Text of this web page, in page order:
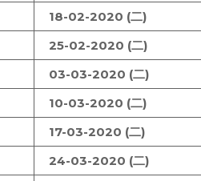
18-02-2020 (二)
25-02-2020 (二)
03-03-2020 (二)
10-03-2020 (二)
17-03-2020 (二)
24-03-2020 (二)